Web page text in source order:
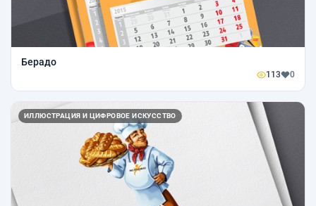
Берадо
113 0
ИЛЛЮСТРАЦИЯ И ЦИФРОВОЕ ИСКУССТВО